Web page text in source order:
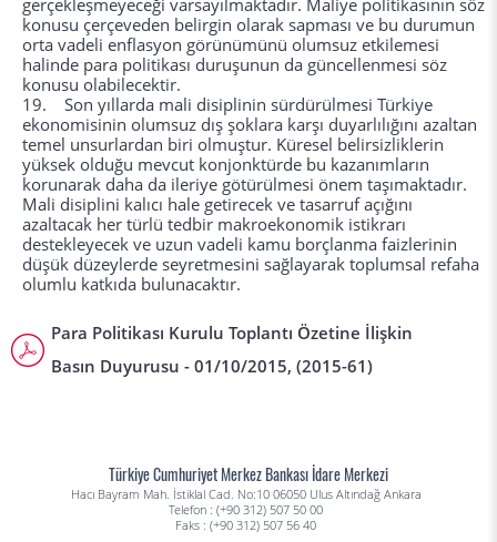
gerçekleşmeyeceği varsayılmaktadır. Maliye politikasının söz
konusu çerçeveden belirgin olarak sapması ve bu durumun
orta vadeli enflasyon görünümünü olumsuz etkilemesi
halinde para politikası duruşunun da güncellenmesi söz
konusu olabilecektir.
19. Son yıllarda mali disiplinin sürdürülmesi Türkiye
ekonomisinin olumsuz dış şoklara karşı duyarlılığını azaltan
temel unsurlardan biri olmuştur. Küresel belirsizliklerin
yüksek olduğu mevcut konjonktürde bu kazanımların
korunarak daha da ileriye götürülmesi önem taşımaktadır.
Mali disiplini kalıcı hale getirecek ve tasarruf açığını
azaltacak her türlü tedbir makroekonomik istikrarı
destekleyecek ve uzun vadeli kamu borçlanma faizlerinin
düşük düzeylerde seyretmesini sağlayarak toplumsal refaha
olumlu katkıda bulunacaktır.
Para Politikası Kurulu Toplantı Özetine İlişkin
Basın Duyurusu - 01/10/2015, (2015-61)
Türkiye Cumhuriyet Merkez Bankası İdare Merkezi
Hacı Bayram Mah. İstiklal Cad. No:10 06050 Ulus Altındağ Ankara
Telefon : (+90 312) 507 50 00
Faks : (+90 312) 507 56 40